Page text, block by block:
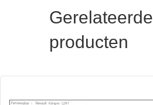
Gerelateerde
producten